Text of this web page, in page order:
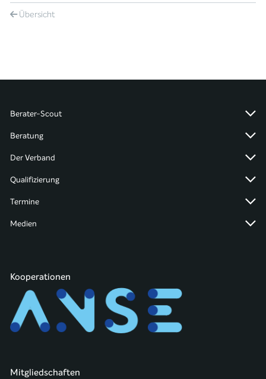
Übersicht
Berater-Scout
Beratung
Der Verband
Qualifizierung
Termine
Medien
Kooperationen
Mitgliedschaften